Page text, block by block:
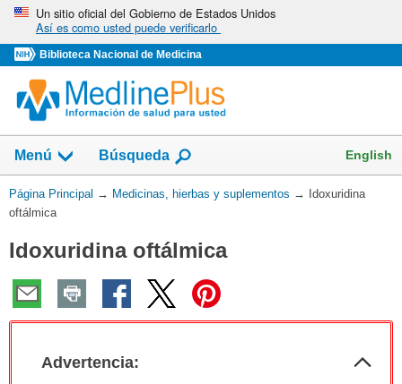
Omita
vaya
al
Contenido
Un sitio oficial del Gobierno de Estados Unidos
Así es como usted puede verificarlo
Biblioteca Nacional de Medicina
Menú
Mostrar
campo
de
Búsqueda English
Usted
está
Página Principal → Medicinas, hierbas y suplementos → Idoxuridina
oftálmica
Idoxuridina oftálmica
Advertencia: